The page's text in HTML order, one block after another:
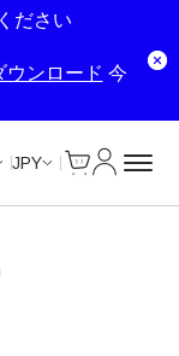
ださい
ウンロード 今
JPY
Unlimited Data
Unlimited Data
Unlimited Data
Unlimited Data